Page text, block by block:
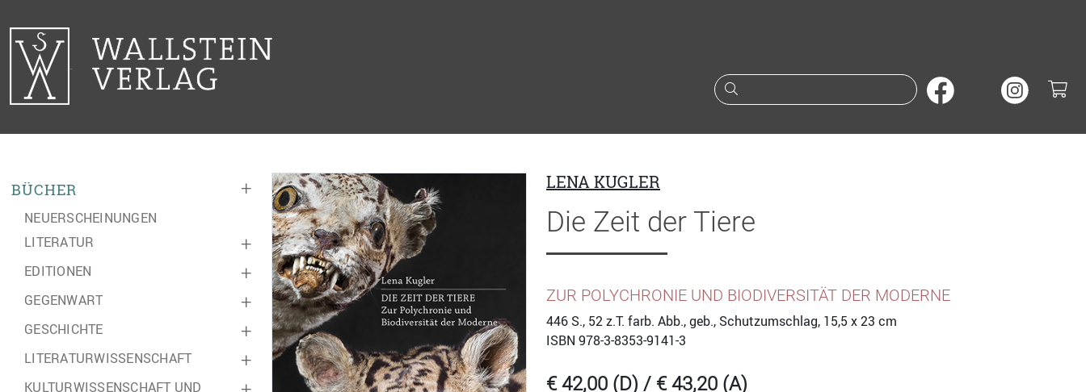
Suche nach Büchern oder
+
BÜCHER
NEUERSCHEINUNGEN
+
LITERATUR
+
EDITIONEN
+
GEGENWART
+
GESCHICHTE
+
LITERATURWISSENSCHAFT
KULTURWISSENSCHAFT UND
LENA KUGLER
Die Zeit der Tiere
ZUR POLYCHRONIE UND BIODIVERSITÄT DER MODERNE
446 S., 52 z.T. farb. Abb., geb., Schutzumschlag, 15,5 x 23 cm
ISBN 978-3-8353-9141-3
€ 42,00 (D) / € 43,20 (A)